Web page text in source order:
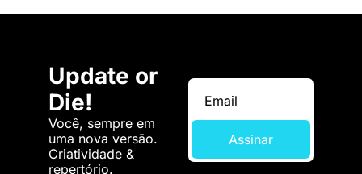
Update or
Die!
Você, sempre em
uma nova versão.
Criatividade &
repertório.
Assinar